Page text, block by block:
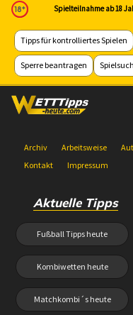
Spielteilnahme ab 18
Tipps für kontrolliertes Spielen
Sperre beantragen
Archiv Arbeitsweise
Kontakt
Impressum
Aktuelle Tipps
Fußball Tipps heute
Kombiwetten heute
Matchkombi´s heute